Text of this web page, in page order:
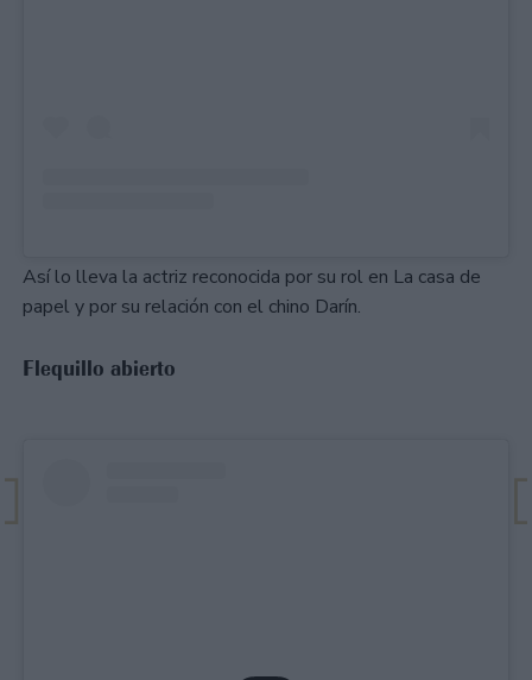
Así lo lleva la actriz reconocida por su rol en La casa de
papel y por su relación con el chino Darín.
Flequillo abierto